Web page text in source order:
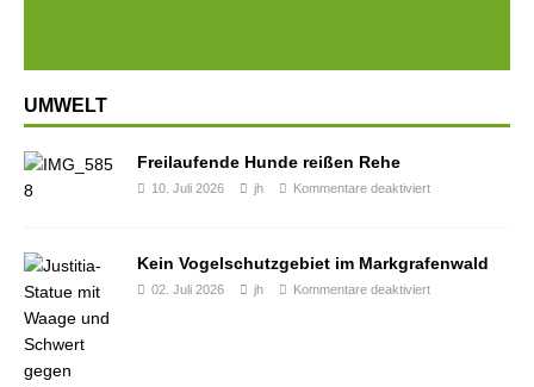
UMWELT
Freilaufende Hunde reißen Rehe
10. Juli 2026 jh Kommentare deaktiviert
Kein Vogelschutzgebiet im Markgrafenwald
02. Juli 2026 jh Kommentare deaktiviert